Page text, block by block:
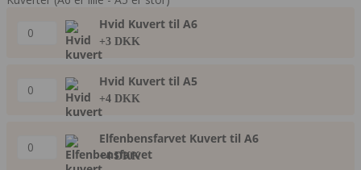
Hvid Kuvert til A6
+3 DKK
Hvid Kuvert til A5
+4 DKK
Elfenbensfarvet Kuvert til A6
+4 DKK